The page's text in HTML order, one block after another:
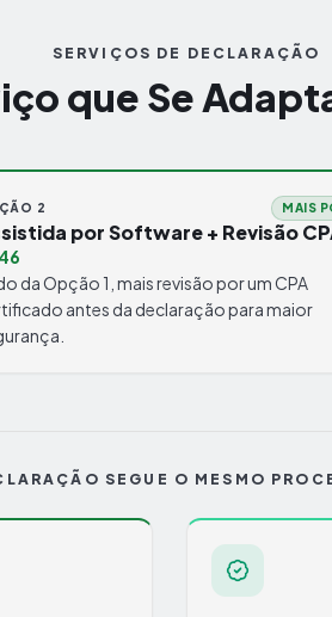
SERVIÇOS DE DECLARAÇÃO
que Se
2 MAIS
por Software + Revisão
da Opção 1, mais revisão por um CPA
antes da declaração para maior
SEGUE O MESMO